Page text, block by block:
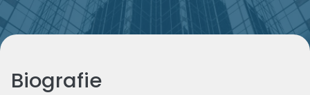
Biografie